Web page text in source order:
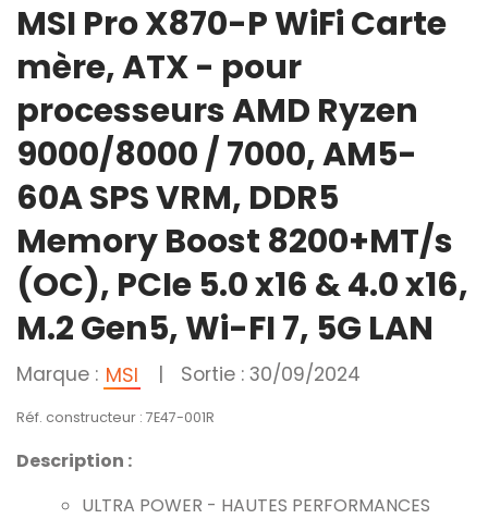
MSI Pro X870-P WiFi Carte
mère, ATX - pour
processeurs AMD Ryzen
9000/8000 / 7000, AM5-
60A SPS VRM, DDR5
Memory Boost 8200+MT/s
(OC), PCIe 5.0 x16 & 4.0 x16,
M.2 Gen5, Wi-FI 7, 5G LAN
Marque : MSI | Sortie : 30/09/2024
Réf. constructeur : 7E47-001R
Description :
ULTRA POWER - HAUTES PERFORMANCES